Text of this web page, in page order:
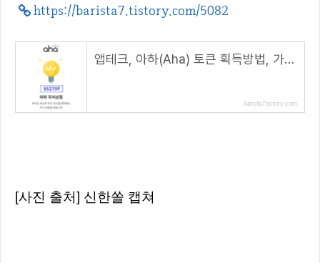
https://barista7.tistory.com/5082
앱테크, 아하(Aha) 토큰 획득방법, 가입시 120 AHT 지급( 추천 코드 : 65270F )
barista7.tistory.com
[사진 출처] 신한쏠 캡쳐